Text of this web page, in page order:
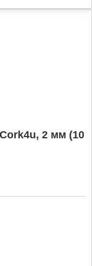
2 мм (10